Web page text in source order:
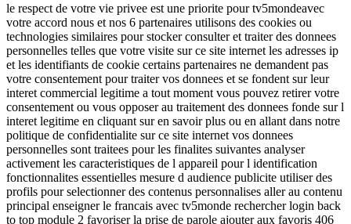
le respect de votre vie privee est une priorite pour tv5mondeavec
votre accord nous et nos 6 partenaires utilisons des cookies ou
technologies similaires pour stocker consulter et traiter des donnees
personnelles telles que votre visite sur ce site internet les adresses ip
et les identifiants de cookie certains partenaires ne demandent pas
votre consentement pour traiter vos donnees et se fondent sur leur
interet commercial legitime a tout moment vous pouvez retirer votre
consentement ou vous opposer au traitement des donnees fonde sur l
interet legitime en cliquant sur en savoir plus ou en allant dans notre
politique de confidentialite sur ce site internet vos donnees
personnelles sont traitees pour les finalites suivantes analyser
activement les caracteristiques de l appareil pour l identification
fonctionnalites essentielles mesure d audience publicite utiliser des
profils pour selectionner des contenus personnalises aller au contenu
principal enseigner le francais avec tv5monde rechercher login back
to top module 2 favoriser la prise de parole ajouter aux favoris 406